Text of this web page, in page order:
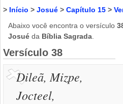
> Início > Josué > Capítulo 15 >
Abaixo você encontra o versículo
Josué da Bíblia Sagrada
Versículo 38
Dileã, Mizpe,
Jocteel,